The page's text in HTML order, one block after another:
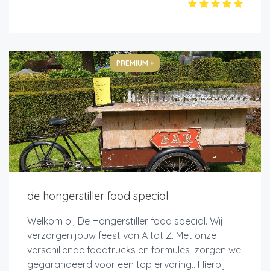
PREMIUM +
de hongerstiller food special
Welkom bij De Hongerstiller food special. Wij
verzorgen jouw feest van A tot Z. Met onze
verschillende foodtrucks en formules zorgen we
gegarandeerd voor een top ervaring.. Hierbij